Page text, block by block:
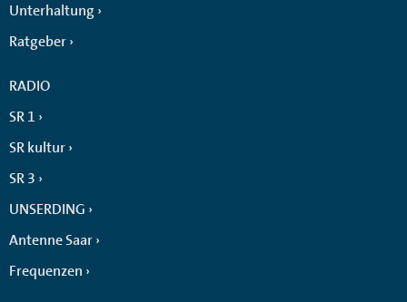
Unterhaltung
Ratgeber
RADIO
SR 1
SR kultur
SR 3
UNSERDING
Antenne Saar
Frequenzen